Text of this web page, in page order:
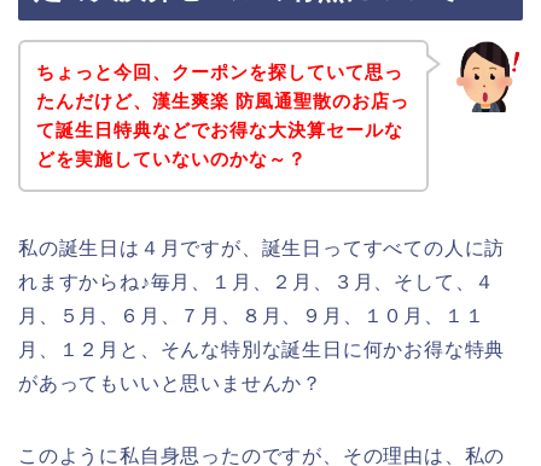
ちょっと今回、クーポンを探していて思っ
たんだけど、漢生爽楽 防風通聖散のお店っ
て誕生日特典などでお得な大決算セールな
どを実施していないのかな～？
私の誕生日は４月ですが、誕生日ってすべての人に訪
れますからね♪毎月、１月、２月、３月、そして、４
月、５月、６月、７月、８月、９月、１０月、１１
月、１２月と、そんな特別な誕生日に何かお得な特典
があってもいいと思いませんか？
このように私自身思ったのですが、その理由は、私の